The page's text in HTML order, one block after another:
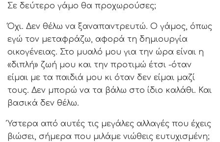
Σε δεύτερο γάμο θα προχωρούσες;
Όχι. Δεν θέλω να ξαναπαντρευτώ. Ο γάμος, όπως
εγώ τον μεταφράζω, αφορά τη δημιουργία
οικογένειας. Στο μυαλό μου για την ώρα είναι η
«διπλή» ζωή μου και την προτιμώ έτσι -όταν
είμαι με τα παιδιά μου κι όταν δεν είμαι μαζί
τους. Δεν μπορώ να τα βάλω στο ίδιο καλάθι. Και
βασικά δεν θέλω.
Ύστερα από αυτές τις μεγάλες αλλαγές που έχεις
βιώσει, σήμερα που μιλάμε νιώθεις ευτυχισμένη;